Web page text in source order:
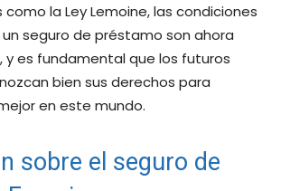
la Ley Lemoine, las condiciones
seguro de préstamo son ahora
y es fundamental que los futuros
bien sus derechos para
en este mundo.
sobre el seguro de